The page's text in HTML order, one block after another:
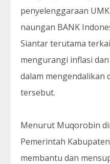
penyelenggaraan
naungan BANK
Siantar terutama
mengurangi inflasi
dalam mengendalikan
tersebut.
Menurut Muqorobin
Pemerintah
membantu dan